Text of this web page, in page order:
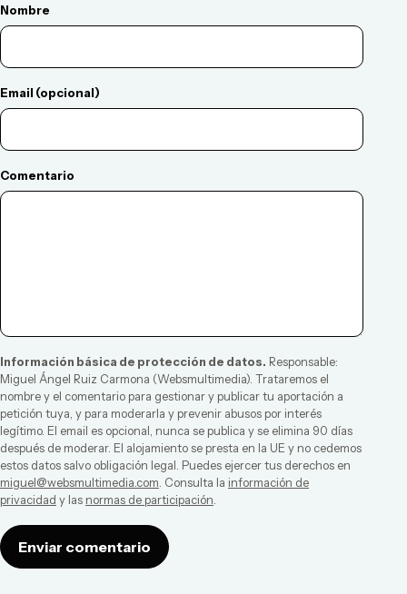
Nombre
Email (opcional)
Comentario
Información básica de protección de datos. Responsable:
Miguel Ángel Ruiz Carmona (Websmultimedia). Trataremos el
nombre y el comentario para gestionar y publicar tu aportación a
petición tuya, y para moderarla y prevenir abusos por interés
legítimo. El email es opcional, nunca se publica y se elimina 90 días
después de moderar. El alojamiento se presta en la UE y no cedemos
estos datos salvo obligación legal. Puedes ejercer tus derechos en
miguel@websmultimedia.com. Consulta la información de
privacidad y las normas de participación.
Enviar comentario